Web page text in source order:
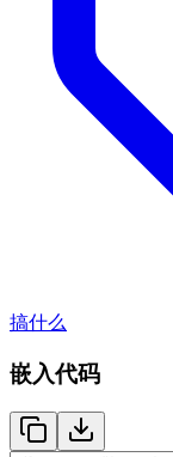
搞什么
嵌入代码